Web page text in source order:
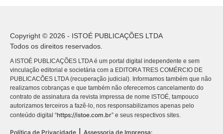
Copyright © 2026 - ISTOÉ PUBLICAÇÕES LTDA
Todos os direitos reservados.
A ISTOÉ PUBLICAÇÕES LTDA é um portal digital independente e sem
vinculação editorial e societária com a EDITORA TRES COMÉRCIO DE
PUBLICACÕES LTDA (recuperação judicial). Informamos também que não
realizamos cobranças e que também não oferecemos cancelamento do
contrato de assinatura da revista impressa de nome ISTOÉ, tampouco
autorizamos terceiros a fazê-lo, nos responsabilizamos apenas pelo
conteúdo digital “https://istoe.com.br” e seus respectivos sites.
Política de Privacidade | Assessoria de Imprensa: